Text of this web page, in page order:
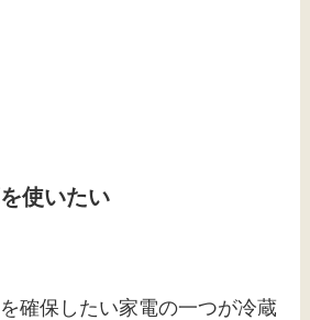
使いたい
確保したい家電の一つが冷蔵